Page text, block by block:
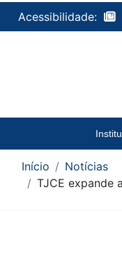
Acessibilidade:
Início
Notícias
TJCE expande